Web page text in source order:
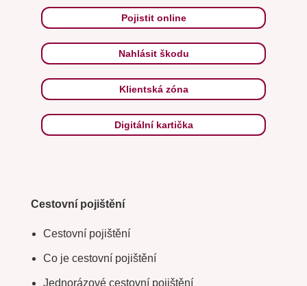
Pojistit online
Nahlásit škodu
Klientská zóna
Digitální kartička
Cestovní pojištění
Cestovní pojištění
Co je cestovní pojištění
Jednorázové cestovní pojištění